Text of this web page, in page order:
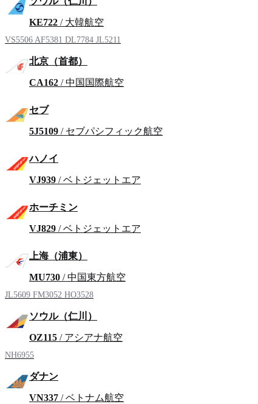
KE722 / 大韓航空
VS5506 AF5381 DL7784 JL5211
北京（首都）
CA162 / 中国国際航空
セブ
5J5109 / セブパシフィック航空
ハノイ
VJ939 / ベトジェットエア
ホーチミン
VJ829 / ベトジェットエア
上海（浦東）
MU730 / 中国東方航空
JL5609 FM3052 HO3528
ソウル（仁川）
OZ115 / アシアナ航空
NH6955
ダナン
VN337 / ベトナム航空